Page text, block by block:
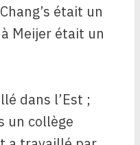
était un
Meijer était un
dans l’Est ;
un collège